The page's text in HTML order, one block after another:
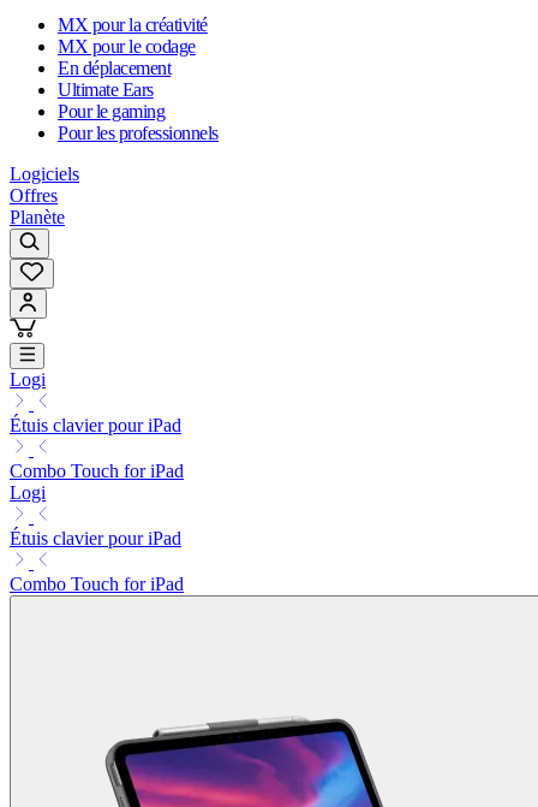
MX pour la créativité
MX pour le codage
En déplacement
Ultimate Ears
Pour le gaming
Pour les professionnels
Logiciels
Offres
Planète
Logi
Étuis clavier pour iPad
Combo Touch for iPad
Logi
Étuis clavier pour iPad
Combo Touch for iPad